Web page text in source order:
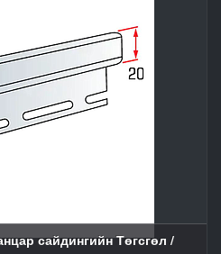
сайдингийн Төгсгөл /